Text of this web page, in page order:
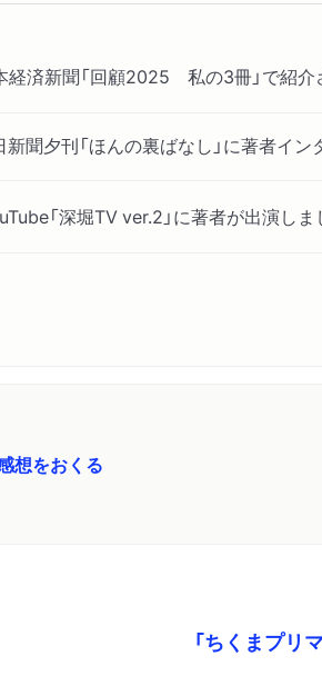
経済新聞「回顧2025 私の3冊」で紹介
新聞夕刊「ほんの裏ばなし」に著者イン
「深堀TV ver.2」に著者が出演しま
想をおくる
「ちくまプリ